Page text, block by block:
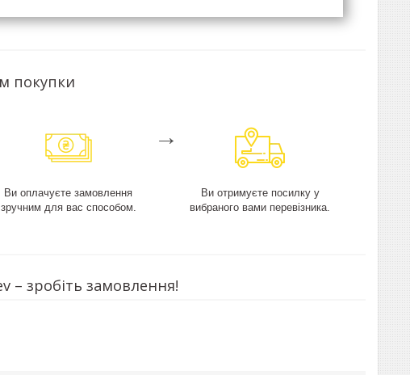
покупки
Ви оплачуєте замовлення
зручним для вас способом.
→
Ви отримуєте посилку у
вибраного вами перевізника.
– зробіть замовлення!